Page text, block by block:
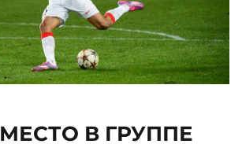
В ГРУППЕ